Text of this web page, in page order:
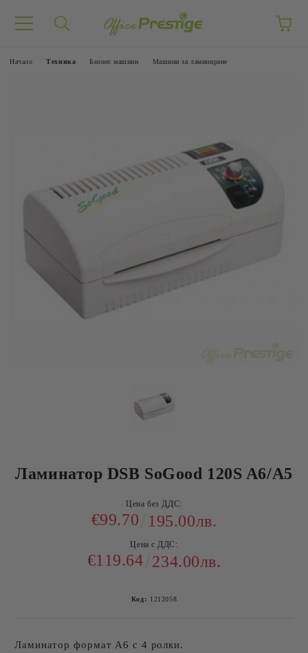
Начало Техника Бизнес машини Машини за ламиниране
Ламинатор DSB SoGood 120S A6/A5
Цена без ДДС:
€99.70 195.00лв.
Цена с ДДС:
€119.64 234.00лв.
Код: 1212058
Ламинатор формат А6 с 4 ролки.